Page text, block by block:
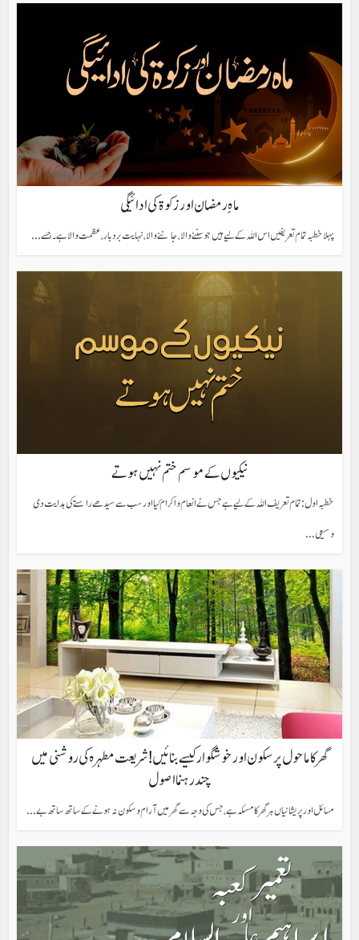
ماہِ رمضان اور زکوۃ کی ادائیگی
پہلا خطبہ تمام تعریفیں اس اللہ کے لیے ہیں جو سننے والا، جاننے والا، نہایت بردبار، عظمت والا ہے۔ جسے...
نیکیوں کے موسم ختم نہیں ہوتے
خطبہ اول: تمام تعریف اللہ کے لیے ہے جس نے انعام و اکرام کیا اور سب سے سیدھے راستے کی ہدایت دی
وسیعی...
گھرکا ماحول پرسکون اور خوشگوار کیسے بنائیں! شریعت مطہرہ کی روشنی میں
چند رہنما اصول
مسائل اور پریشانیاں ہر گھر کا مسئلہ ہے،جس کی وجہ سے گھر میں آرام و سکون نہ ہونے کے ساتھ ساتھ بے...